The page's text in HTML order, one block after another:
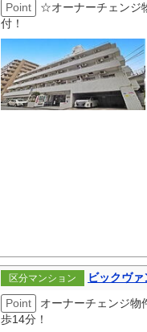
Point
☆オーナーチェンジ
付！
区分マンション
ビックヴ
Point
オーナーチェンジ物
歩14分！